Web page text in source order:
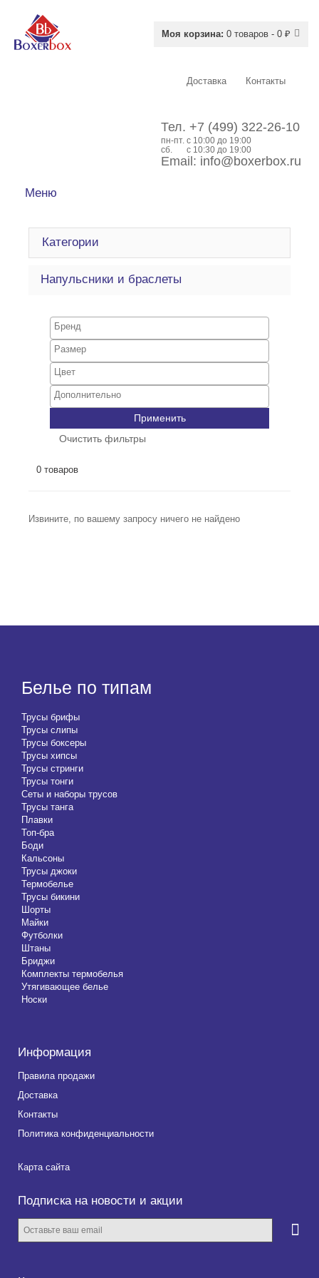
Моя корзина: 0 товаров - 0 ₽
Доставка Контакты
Тел. +7 (499) 322-26-10
пн-пт. c 10:00 до 19:00
сб.
с 10:30 до 19:00
Email: info@boxerbox.ru
Меню
Категории
Напульсники и браслеты
Применить
Очистить фильтры
0 товаров
Извините, по вашему запросу ничего не найдено
Белье по типам
Трусы брифы
Трусы слипы
Трусы боксеры
Трусы хипсы
Трусы стринги
Трусы тонги
Сеты и наборы трусов
Трусы танга
Плавки
Топ-бра
Боди
Кальсоны
Трусы джоки
Термобелье
Трусы бикини
Шорты
Майки
Футболки
Штаны
Бриджи
Комплекты термобелья
Утягивающее белье
Носки
Информация
Правила продажи
Доставка
Контакты
Политика конфиденциальности
Карта сайта
Подписка на новости и акции